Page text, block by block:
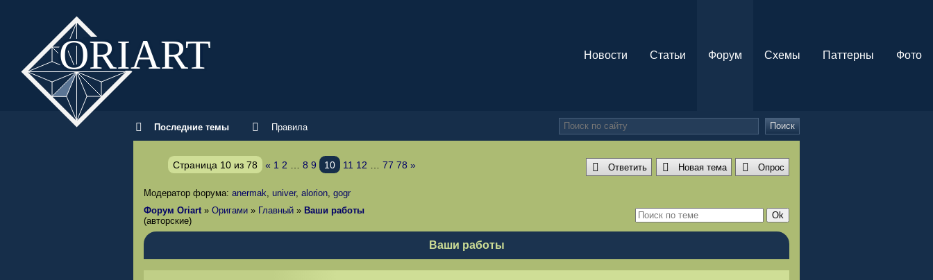
ORIART Новости Статьи Форум Схемы Паттерны Фото
Последние темы Правила Поиск
Страница 10из 78 « 1 2 8 9 10 11 12 77 78 » Ответить Новая тема Опрос
Модератор форума: anermak, univer, alorion, gogr
Форум Oriart » Оригами » Главный » Ваши работы
(авторские)
Ваши работы